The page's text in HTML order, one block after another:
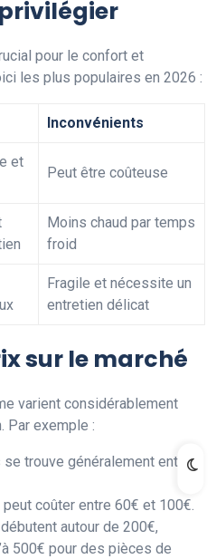
pour le confort et
les plus populaires en 2026 :
Inconvénients
et
Peut être coûteuse
Moins chaud par temps
froid
Fragile et nécessite un
entretien délicat
sur le marché
varient considérablement
Par exemple :
trouve généralement entre
coûter entre 60€ et 100€.
autour de 200€,
500€ pour des pièces de